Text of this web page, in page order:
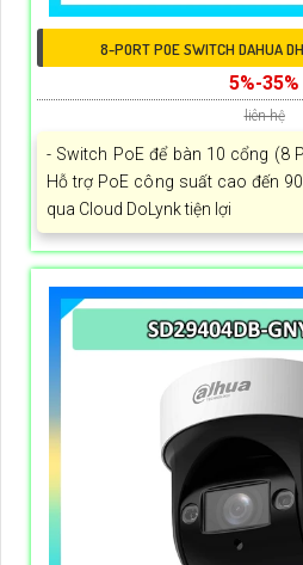
8-PORT POE SWITCH DAHUA
5%-35%
liên hệ
- Switch PoE để bàn 10 cổng (8
Hỗ trợ PoE công suất cao đến
qua Cloud DoLynk tiện lợi